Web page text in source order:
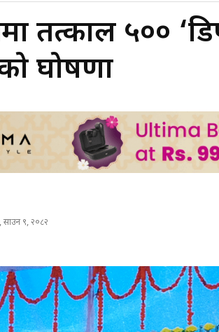
तत्काल ५००
घोषणा
साउन ९, २०८२